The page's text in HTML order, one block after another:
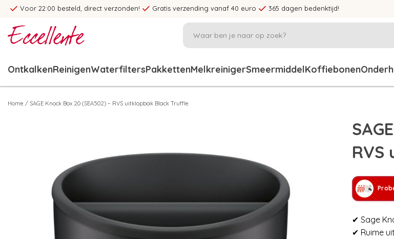
Voor 22:00 besteld, direct verzonden! Gratis verzending vanaf 40 euro 365 dagen bedenktijd!
OntkalkenReinigenWaterfiltersPakkettenMelkreinigerSmeermiddelKoffiebonen
Home / SAGE Knock Box 20 (SEA502) – RVS uitklopbak Black Truffle
RVS
✔ Sage
✔ Ruime